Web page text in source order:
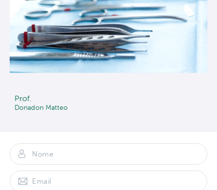
Prof.
Donadon Matteo